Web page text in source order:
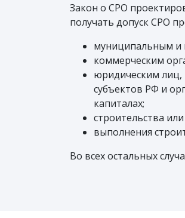
Закон о СРО
получать допуск СРО
муниципальным и
коммерческим
юридическим лиц,
субъектов РФ и
капиталах;
строительства
выполнения
Во всех остальных